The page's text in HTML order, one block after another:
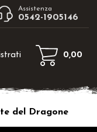
Assistenza
0542-1905146
"Registrati"
0,00
del Dragone